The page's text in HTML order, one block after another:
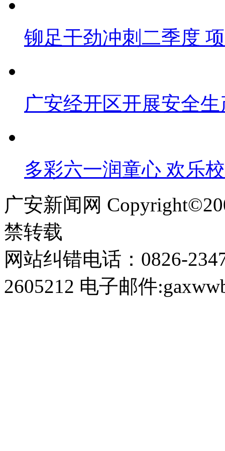
铆足干劲冲刺二季度
广安经开区开展安全
多彩六一润童心 欢乐
广安新闻网
禁转载
网站纠错电话：0826-
2605212 电子邮件